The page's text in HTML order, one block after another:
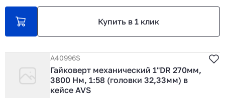
Купить в 1 клик
A40996S
Гайковерт механический 1"DR 270мм,
3800 Нм, 1:58 (головки 32,33мм) в
кейсе AVS